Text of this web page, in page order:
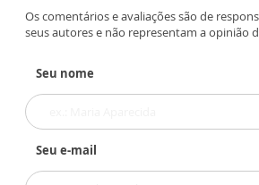
Os comentários e avaliações são de
seus autores e não representam a opinião
Seu nome
Seu e-mail